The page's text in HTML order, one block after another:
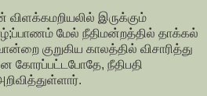
இருக்கும்
மேல் நீதிமன்றத்தில் தாக்கல்
குறுகிய காலத்தில் விசாரித்து
நீதிபதி